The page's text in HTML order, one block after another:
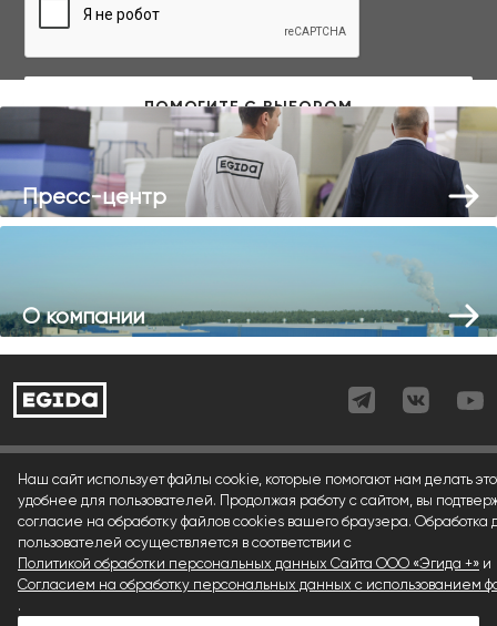
Заполняя данную форму вы даете свое согласие на обработку
персональных данных
Пресс-центр
О компании
Условия использования материалов сайта
Политика конфиденциальности
Согласие (cookies)
Согласие (форма)
Согласие (регистрация)
Наш сайт использует файлы cookie, которые помогают нам делать
удобнее для пользователей. Продолжая работу с сайтом, вы
согласие на обработку файлов cookies вашего браузера. Обработка
пользователей осуществляется в соответствии с
Политикой обработки персональных данных Сайта ООО «Эгида +» и
Согласием на обработку персональных данных с использованием
.